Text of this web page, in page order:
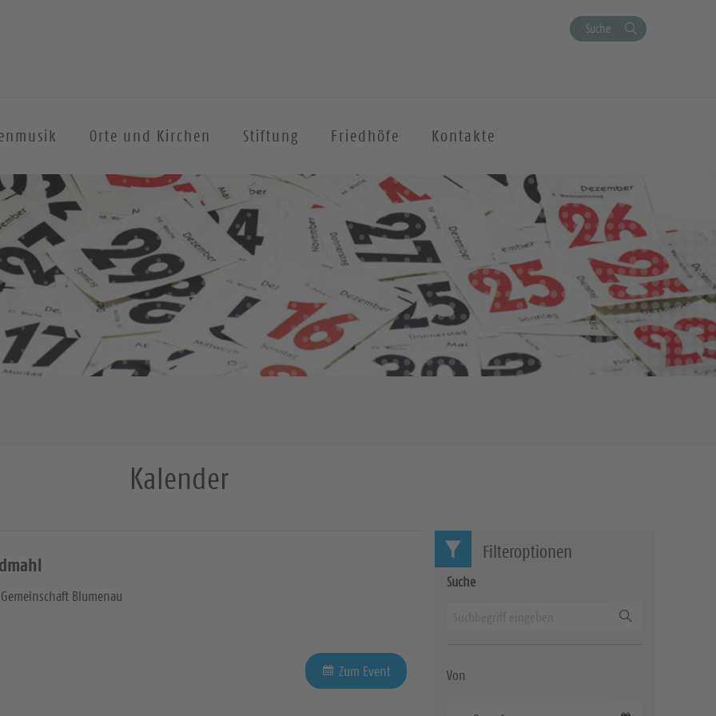
Suche
Orte und Kirchen Stiftung Friedhöfe Kontakte
Kalender
Blumenau
Zum Event
Filteroptionen
Suche
Von